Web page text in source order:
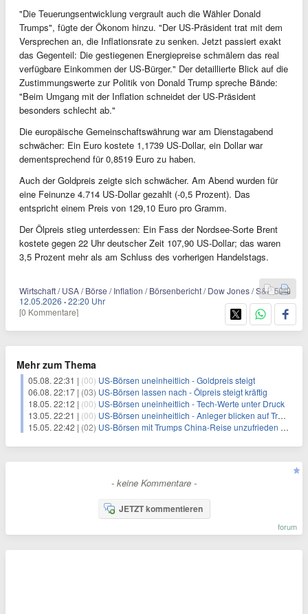
"Die Teuerungsentwicklung vergrault auch die Wähler Donald
Trumps", fügte der Ökonom hinzu. "Der US-Präsident trat mit dem
Versprechen an, die Inflationsrate zu senken. Jetzt passiert exakt
das Gegenteil: Die gestiegenen Energiepreise schmälern das real
verfügbare Einkommen der US-Bürger." Der detaillierte Blick auf die
Zustimmungswerte zur Politik von Donald Trump spreche Bände:
"Beim Umgang mit der Inflation schneidet der US-Präsident
besonders schlecht ab."
Die europäische Gemeinschaftswährung war am Dienstagabend
schwächer: Ein Euro kostete 1,1739 US-Dollar, ein Dollar war
dementsprechend für 0,8519 Euro zu haben.
Auch der Goldpreis zeigte sich schwächer. Am Abend wurden für
eine Feinunze 4.714 US-Dollar gezahlt (-0,5 Prozent). Das
entspricht einem Preis von 129,10 Euro pro Gramm.
Der Ölpreis stieg unterdessen: Ein Fass der Nordsee-Sorte Brent
kostete gegen 22 Uhr deutscher Zeit 107,90 US-Dollar; das waren
3,5 Prozent mehr als am Schluss des vorherigen Handelstags.
Wirtschaft / USA / Börse / Inflation / Börsenbericht / Dow Jones / S&P 500
12.05.2026 ·22:20 Uhr
[0 Kommentare]
Mehr zum Thema
05.08. 22:31 | (00) US-Börsen uneinheitlich - Goldpreis steigt
06.08. 22:17 | (03) US-Börsen lassen nach - Ölpreis steigt kräftig
18.05. 22:12 | (00) US-Börsen uneinheitlich - Tech-Werte unter Druck
13.05. 22:21 | (00) US-Börsen uneinheitlich - Anleger blicken auf Trump-Xi-Treffen
15.05. 22:42 | (02) US-Börsen mit Trumps China-Reise unzufrieden - Kurse fallen
- keine Kommentare -
JETZT kommentieren
forum